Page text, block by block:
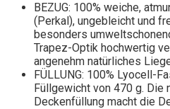
BEZUG: 100% weiche,
(Perkal), ungebleicht und
besonders
Trapez-Optik hochwertig
angenehm natürliches
FÜLLUNG: 100% Lyocell-
Füllgewicht von 470 g. Die
Deckenfüllung macht die